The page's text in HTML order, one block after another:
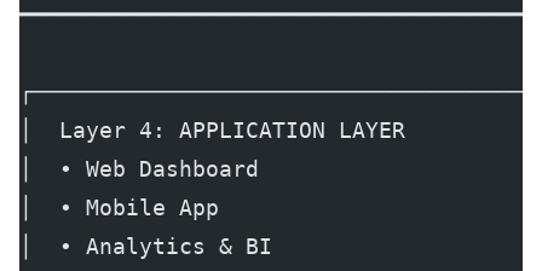
│  Layer 4: APPLICATION LAYER
│  • Web Dashboard
│  • Mobile App
│  • Analytics & BI